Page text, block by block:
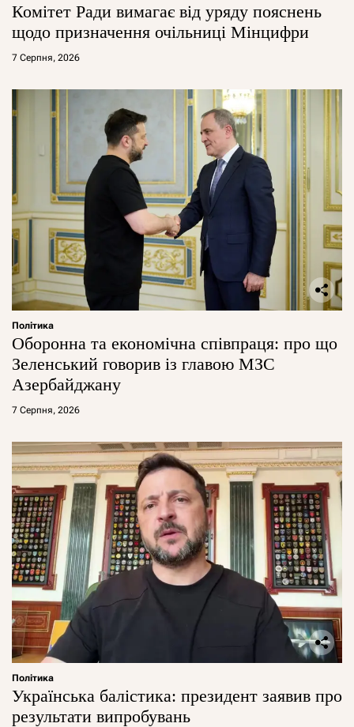
Комітет Ради вимагає від уряду пояснень
щодо призначення очільниці Мінцифри
7 Серпня, 2026
Політика
Оборонна та економічна співпраця: про що
Зеленський говорив із главою МЗС
Азербайджану
7 Серпня, 2026
Політика
Українська балістика: президент заявив про
результати випробувань